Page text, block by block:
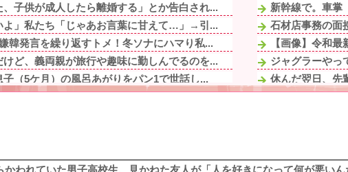
子供が成人したら離婚する」とか告白され...
よ」私たち「じゃあお言葉に甘えて…」→引...
韓発言を繰り返すトメ！冬ソナにハマり私...
ど、義両親が旅行や趣味に勤しんでるのを...
子（5ケ月）の風呂あがりをパン1で世話し...
した妹「相続放棄の一筆書いて下さい。将...
い衝撃を受けてリアルに2ｍくらいふっと...
しょっちゅうペアで仕事してて遅くまで残...
。嫁が嫁友と電話「来週、木曜の昼だったら...
新幹線で。車
石材店事務の面
【画像】令和
ジャグラーやっ
休んだ翌日、先
【幽霊否定派
血を見て失神
われていた男子高校生、見かねた友人が「人を好きになって何が悪いん